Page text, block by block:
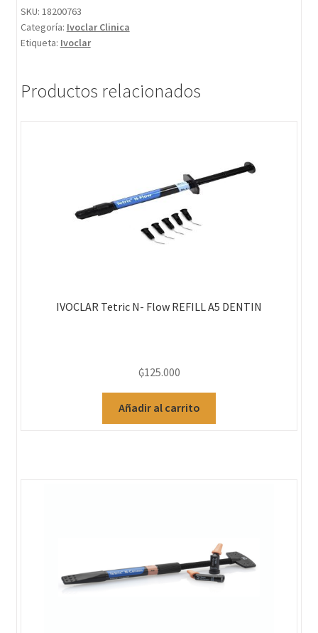
SKU: 18200763
Categoría: Ivoclar Clinica
Etiqueta: Ivoclar
Productos relacionados
IVOCLAR Tetric N- Flow REFILL A5 DENTIN
₲125.000
Añadir al carrito